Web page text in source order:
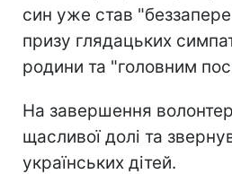
син уже став
призу глядацьких
родини та "головним
На завершення
щасливої долі та
українських дітей.